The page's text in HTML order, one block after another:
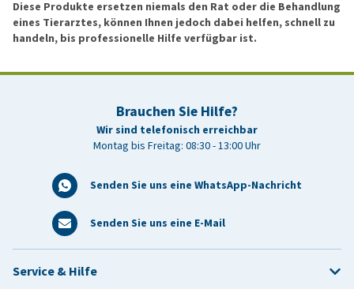
Diese Produkte ersetzen niemals den Rat oder die Behandlung
eines Tierarztes, können Ihnen jedoch dabei helfen, schnell zu
handeln, bis professionelle Hilfe verfügbar ist.
Brauchen Sie Hilfe?
Wir sind telefonisch erreichbar
Montag bis Freitag: 08:30 - 13:00 Uhr
Senden Sie uns eine WhatsApp-Nachricht
Senden Sie uns eine E-Mail
Service & Hilfe